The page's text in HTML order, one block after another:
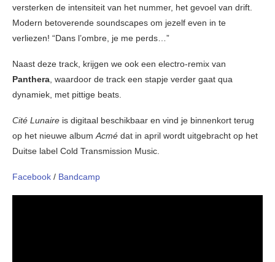
versterken de intensiteit van het nummer, het gevoel van drift.
Modern betoverende soundscapes om jezelf even in te
verliezen! “Dans l’ombre, je me perds…”
Naast deze track, krijgen we ook een electro-remix van
Panthera, waardoor de track een stapje verder gaat qua
dynamiek, met pittige beats.
Cité Lunaire is digitaal beschikbaar en vind je binnenkort terug
op het nieuwe albumAcmé dat in april wordt uitgebracht op het
Duitse label Cold Transmission Music.
Facebook / Bandcamp